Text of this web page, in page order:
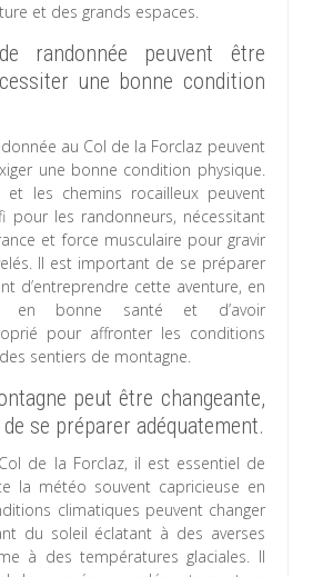
et des grands espaces.
randonnée peuvent être
une bonne condition
au Col de la Forclaz peuvent
une bonne condition physique.
et les chemins rocailleux peuvent
pour les randonneurs, nécessitant
et force musculaire pour gravir
Il est important de se préparer
d’entreprendre cette aventure, en
en bonne santé et d’avoir
pour affronter les conditions
sentiers de montagne.
peut être changeante,
se préparer adéquatement.
de la Forclaz, il est essentiel de
la météo souvent capricieuse en
climatiques peuvent changer
du soleil éclatant à des averses
à des températures glaciales. Il